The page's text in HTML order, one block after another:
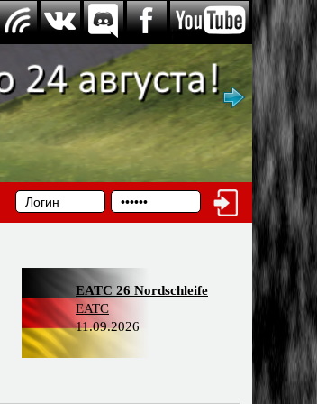
EATC 26 Nordschleife
EATC
11.09.2026